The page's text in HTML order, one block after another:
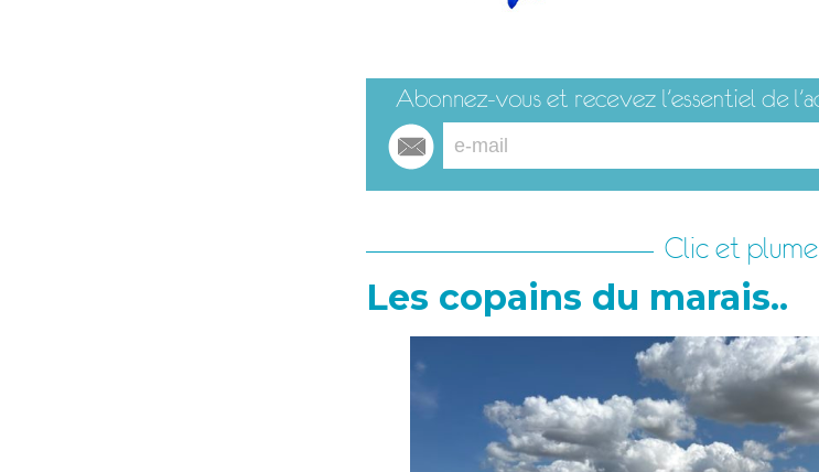
Clic et plume
Les copains du marais..